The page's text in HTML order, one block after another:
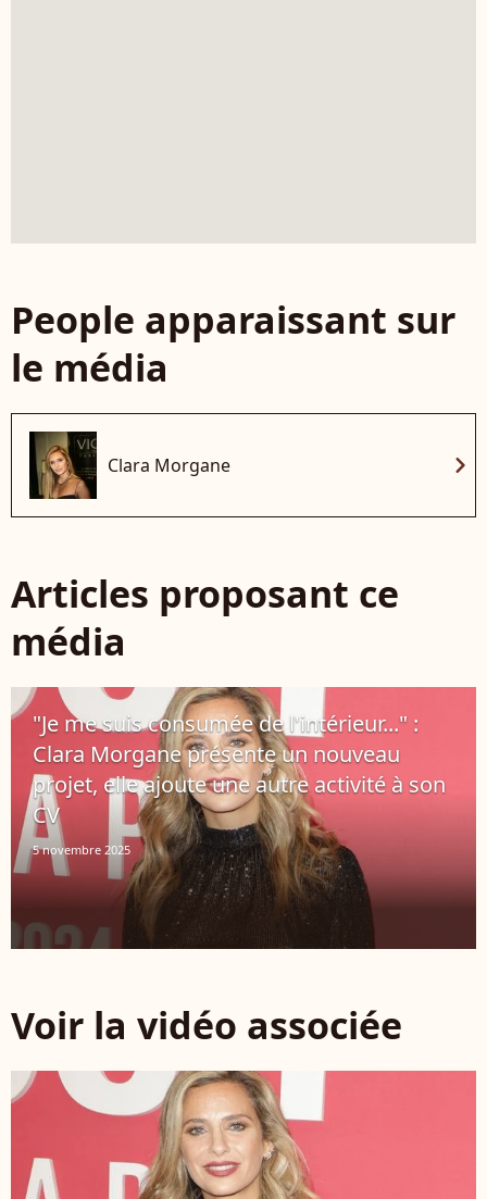
People apparaissant sur
le média
Clara Morgane chevron_right
Articles proposant ce
média
"Je me suis consumée de l'intérieur..." :
Clara Morgane présente un nouveau
projet, elle ajoute une autre activité à son
CV
5 novembre 2025
Voir la vidéo associée